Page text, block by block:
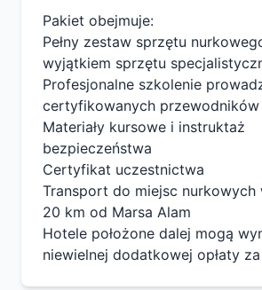
Pakiet obejmuje:
Pełny zestaw sprzętu
wyjątkiem sprzętu
Profesjonalne szkolenie
certyfikowanych
Materiały kursowe i instruktaż
bezpieczeństwa
Certyfikat uczestnictwa
Transport do miejsc nurkowych
20 km od Marsa Alam
Hotele położone dalej mogą
niewielnej dodatkowej opłaty